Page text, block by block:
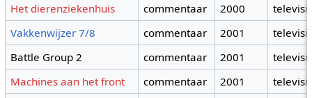
Het dierenziekenhuis
commentaar 2000
Vakkenwijzer 7/8
commentaar 2001
Battle Group 2
commentaar 2001
Machines aan het front
commentaar 2001